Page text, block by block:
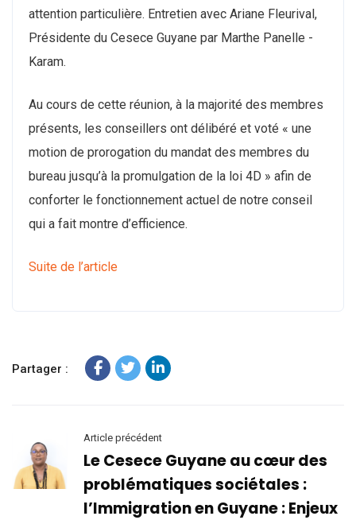
attention particulière. Entretien avec Ariane Fleurival,
Présidente du Cesece Guyane par Marthe Panelle -
Karam.
Au cours de cette réunion, à la majorité des membres
présents, les conseillers ont délibéré et voté « une
motion de prorogation du mandat des membres du
bureau jusqu’à la promulgation de la loi 4D » afin de
conforter le fonctionnement actuel de notre conseil
qui a fait montre d’efficience.
Suite de l’article
Partager :
Article précédent
Le Cesece Guyane au cœur des
problématiques sociétales :
l’Immigration en Guyane : Enjeux